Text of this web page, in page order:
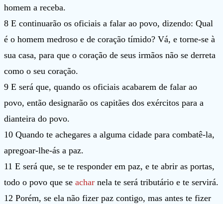
homem a receba.
8 E continuarão os oficiais a falar ao povo, dizendo: Qual
é o homem medroso e de coração tímido? Vá, e torne-se à
sua casa, para que o coração de seus irmãos não se derreta
como o seu coração.
9 E será que, quando os oficiais acabarem de falar ao
povo, então designarão os capitães dos exércitos para a
dianteira do povo.
10 Quando te achegares a alguma cidade para combatê-la,
apregoar-lhe-ás a paz.
11 E será que, se te responder em paz, e te abrir as portas,
todo o povo que se achar nela te será tributário e te servirá.
12 Porém, se ela não fizer paz contigo, mas antes te fizer